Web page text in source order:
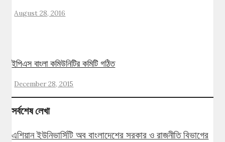
August 28, 2016
ইপিএস বাংলা কমিউনিটির কমিটি গঠিত
December 28, 2015
সর্বশেষ লেখা
এশিয়ান ইউনিভার্সিটি অব বাংলাদেশের সরকার ও রাজনীতি বিভাগের